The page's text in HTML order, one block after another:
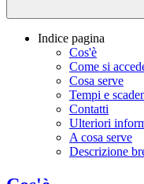
Indice pagina
Cos'è
Come si
Cosa serve
Tempi e
Contatti
Ulteriori
A cosa serve
Descrizione